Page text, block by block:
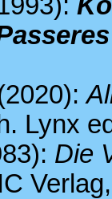
Lynx
Die